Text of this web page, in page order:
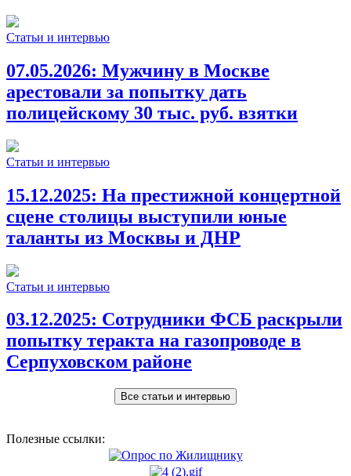
Статьи и интервью
07.05.2026: Мужчину в Москве
арестовали за попытку дать
полицейскому 30 тыс. руб. взятки
Статьи и интервью
15.12.2025: На престижной концертной
сцене столицы выступили юные
таланты из Москвы и ДНР
Статьи и интервью
03.12.2025: Сотрудники ФСБ раскрыли
попытку теракта на газопроводе в
Серпуховском районе
Все статьи и интервью
Полезные ссылки: